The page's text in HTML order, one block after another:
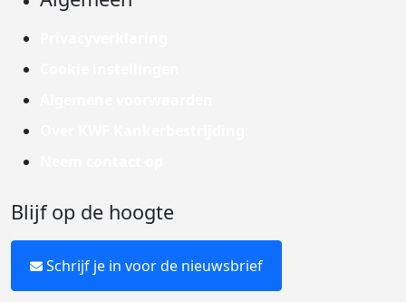
Blijf op de hoogte
Schrijf je in voor de nieuwsbrief